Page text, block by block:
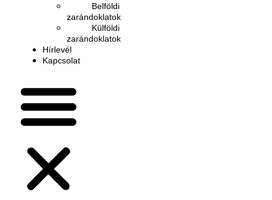
Belföldi
zarándoklatok
Külföldi
zarándoklatok
Hírlevél
Kapcsolat